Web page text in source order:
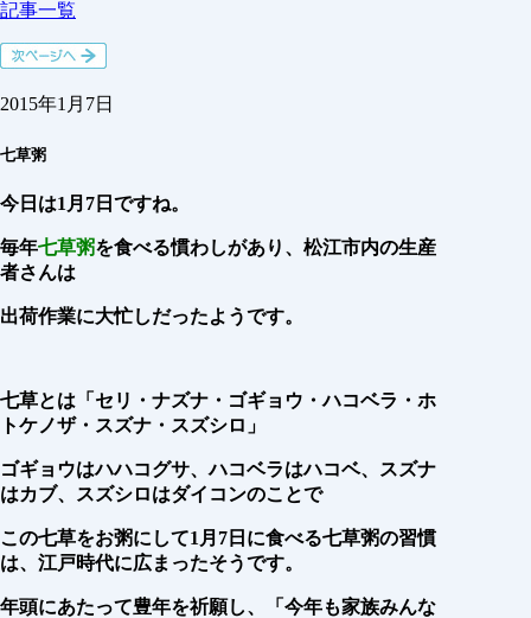
記事一覧
2015年1月7日
七草粥
今日は1月7日ですね。
毎年七草粥を食べる慣わしがあり、松江市内の生産
者さんは
出荷作業に大忙しだったようです。
七草とは「セリ・ナズナ・ゴギョウ・ハコベラ・ホ
トケノザ・スズナ・スズシロ」
ゴギョウはハハコグサ、ハコベラはハコベ、スズナ
はカブ、スズシロはダイコンのことで
この七草をお粥にして1月7日に食べる七草粥の習慣
は、江戸時代に広まったそうです。
年頭にあたって豊年を祈願し、「今年も家族みんな